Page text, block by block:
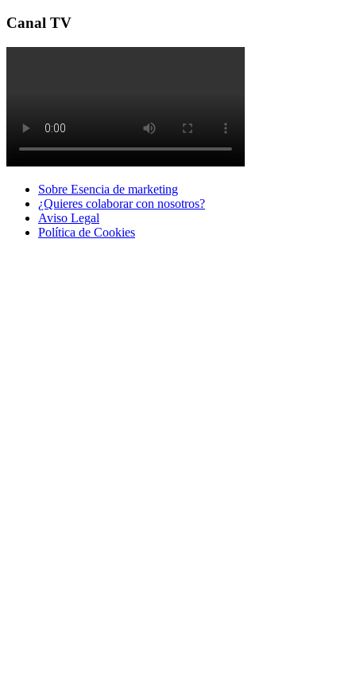
Canal TV
Sobre Esencia de marketing
¿Quieres colaborar con nosotros?
Aviso Legal
Polí­tica de Cookies